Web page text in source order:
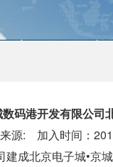
码港开发有限公司
来源: 加入时间：
成北京电子城•京